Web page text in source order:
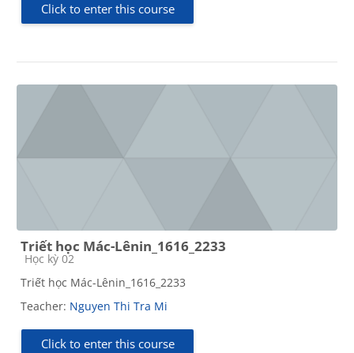
Click to enter this course
Triết học Mác-Lênin_1616_2233
Course category
Học kỳ 02
Triết học Mác-Lênin_1616_2233
Teacher: Nguyen Thi Tra Mi
Click to enter this course